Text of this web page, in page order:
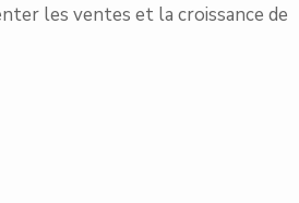
les ventes et la croissance de